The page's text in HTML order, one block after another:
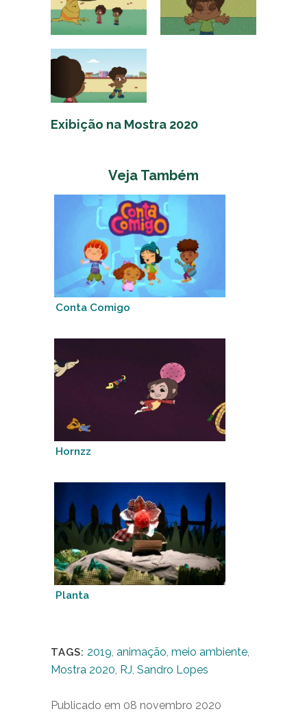
Exibição na Mostra 2020
Veja Também
Conta Comigo
Hornzz
Planta
TAGS: 2019 animação meio ambiente
Mostra 2020 RJ Sandro Lopes
Publicado em 08 novembro 2020